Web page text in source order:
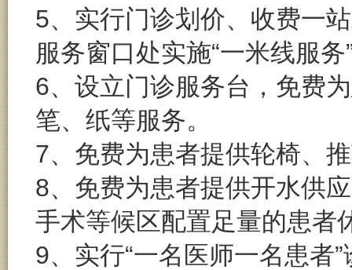
5、实行门诊划价、收费一
服务窗口处实施“一米线服务
6、设立门诊服务台，免费
笔、纸等服务。
7、免费为患者提供轮椅、
8、免费为患者提供开水供
手术等候区配置足量的患者
9、实行“一名医师一名患者